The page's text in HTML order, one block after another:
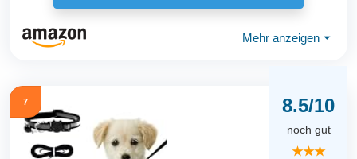
Mehr anzeigen ⏷
7 8.5/10
noch gut
★★★